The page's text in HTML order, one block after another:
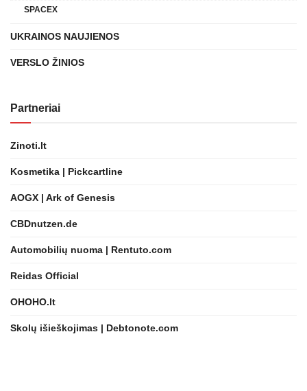
SPACEX
UKRAINOS NAUJIENOS
VERSLO ŽINIOS
Partneriai
Zinoti.lt
Kosmetika | Pickcartline
AOGX | Ark of Genesis
CBDnutzen.de
Automobilių nuoma | Rentuto.com
Reidas Official
OHOHO.lt
Skolų išieškojimas | Debtonote.com